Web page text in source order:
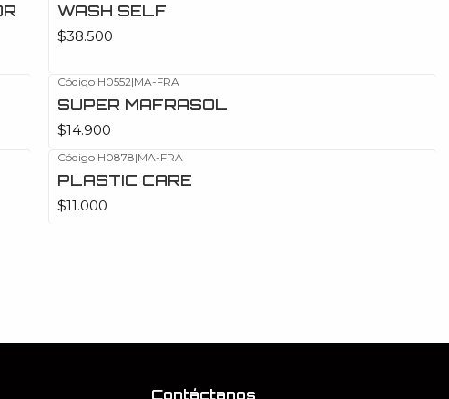
WASH SELF
$38.500
Código H0552|MA-FRA
SUPER MAFRASOL
$14.900
Código H0878|MA-FRA
PLASTIC CARE
$11.000
Contáctanos